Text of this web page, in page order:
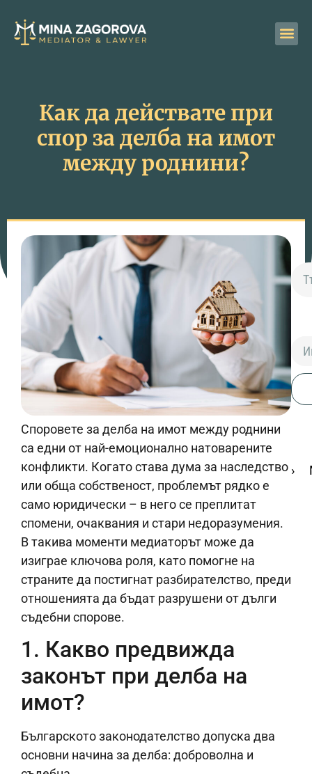
Как да действате при
спор за делба на имот
между роднини?
Споровете за делба на имот между роднини
са едни от най-емоционално натоварените
конфликти. Когато става дума за наследство
или обща собственост, проблемът рядко е
само юридически – в него се преплитат
спомени, очаквания и стари недоразумения.
В такива моменти медиаторът може да
изиграе ключова роля, като помогне на
страните да постигнат разбирателство, преди
отношенията да бъдат разрушени от дълги
съдебни спорове.
1. Какво предвижда
законът при делба на
имот?
Българското законодателство допуска два
основни начина за делба: доброволна и